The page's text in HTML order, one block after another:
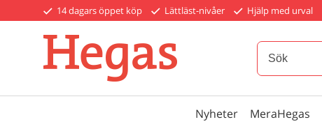
14 dagars öppet köp Lättläst-nivåer Hjälp med urval
Nyheter MeraHegas